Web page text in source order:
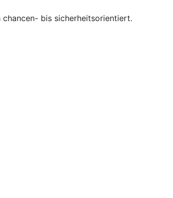
chancen- bis sicherheitsorientiert.